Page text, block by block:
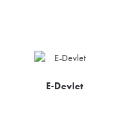
E-Devlet